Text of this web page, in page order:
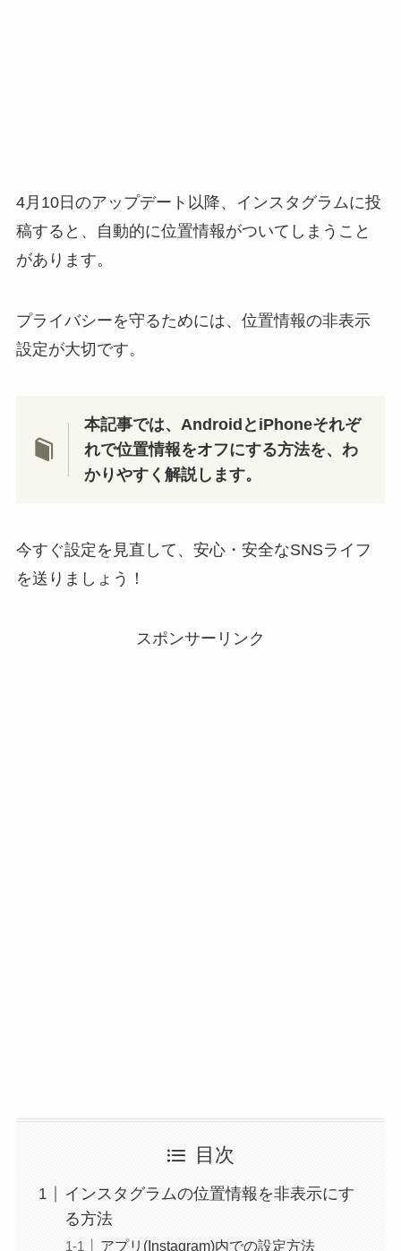
4月10日のアップデート以降、インスタグラムに投
稿すると、自動的に位置情報がついてしまうこと
があります。
プライバシーを守るためには、位置情報の非表示
設定が大切です。
本記事では、AndroidとiPhoneそれぞ
れで位置情報をオフにする方法を、わ
かりやすく解説します。
今すぐ設定を見直して、安心・安全なSNSライフ
を送りましょう！
スポンサーリンク
目次
インスタグラムの位置情報を非表示にす
る方法
アプリ(Instagram)内での設定方法